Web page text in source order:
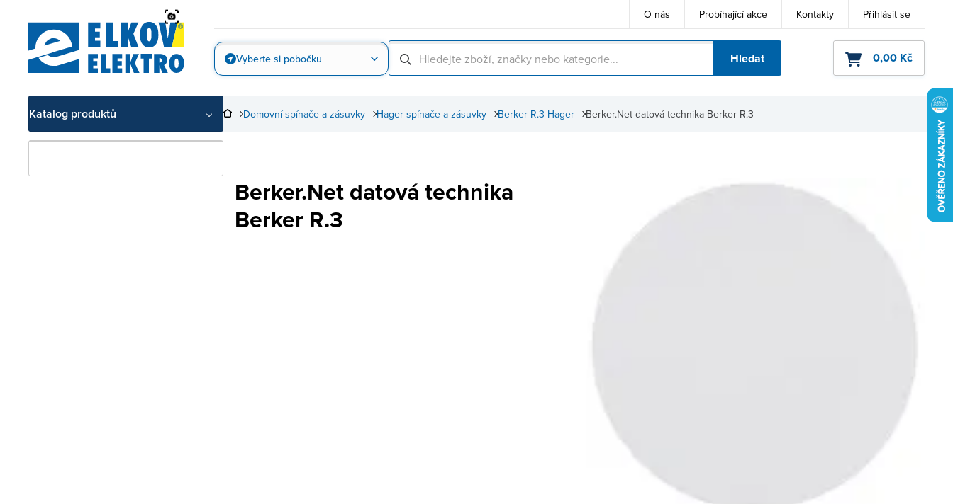
O nás Probíhající akce Kontakty Přihlásit se
Vyberte si pobočku Hledat 0,00 Kč
Katalog produktů Berker.Net datová technika Berker R.3
Berker R.3 Hager
Hager spínače a zásuvky
Domovní spínače a zásuvky
Berker.Net datová technika
Berker R.3